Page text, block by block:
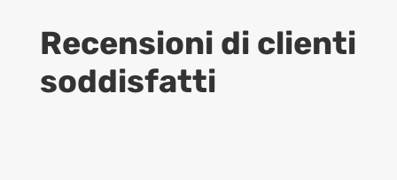
Recensioni di clienti
soddisfatti